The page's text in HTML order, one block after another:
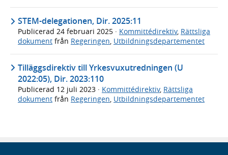
STEM-delegationen, Dir. 2025:11
Publicerad 24 februari 2025 · Kommittédirektiv, Rättsliga
dokument från Regeringen, Utbildningsdepartementet
Tilläggsdirektiv till Yrkesvuxutredningen (U
2022:05), Dir. 2023:110
Publicerad 12 juli 2023 · Kommittédirektiv, Rättsliga
dokument från Regeringen, Utbildningsdepartementet